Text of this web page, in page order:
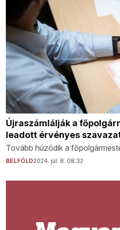
Újraszámlálják a
leadott érvényes
Tovább húzódik a
BELFÖLD2024. júl. 8. 08:32